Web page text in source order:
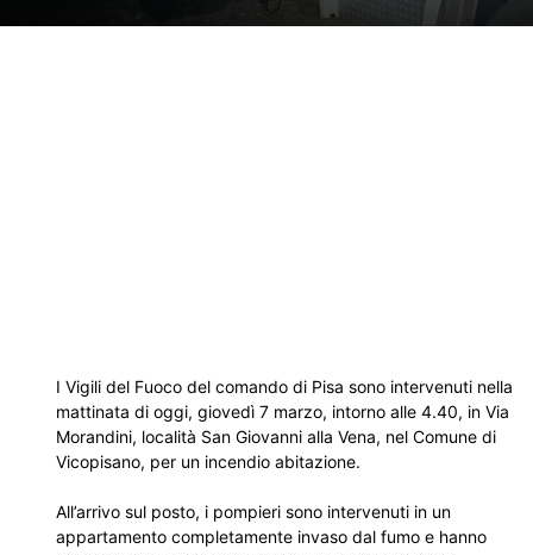
I Vigili del Fuoco del comando di Pisa sono intervenuti nella
mattinata di oggi, giovedì 7 marzo, intorno alle 4.40, in Via
Morandini, località San Giovanni alla Vena, nel Comune di
Vicopisano, per un incendio abitazione.
All’arrivo sul posto, i pompieri sono intervenuti in un
appartamento completamente invaso dal fumo e hanno